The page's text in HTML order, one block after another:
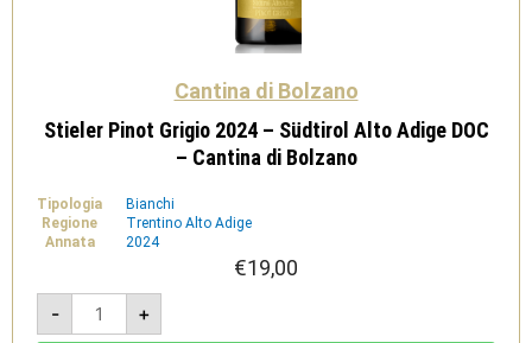
Cantina di Bolzano
Stieler Pinot Grigio 2024 – Südtirol Alto Adige DOC
– Cantina di Bolzano
Tipologia
Bianchi
Regione
Trentino Alto Adige
Annata
2024
€19,00
-
Stieler
Pinot
Grigio
+